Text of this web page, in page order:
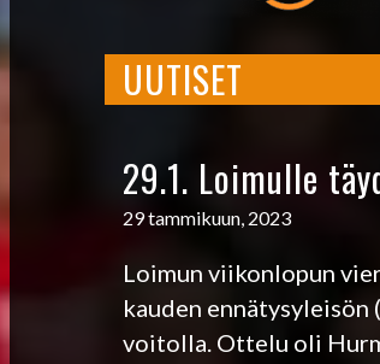
UUTISET
29.1. Loimulle
29 tammikuun, 2023
Loimun viikonlopun
kauden
voitolla. Ottelu oli